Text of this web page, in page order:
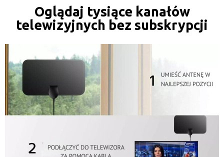
Oglądaj tysiące kanałów
telewizyjnych bez subskrypcji